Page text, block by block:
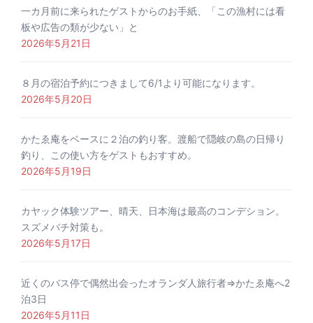
一カ月前に来られたゲストからのお手紙、「この漁村には看
板や広告の類が少ない」と
2026年5月21日
８月の宿泊予約につきまして6/1より可能になります。
2026年5月20日
かたゑ庵をベースに２泊の釣り客。渡船で隠岐の島の日帰り
釣り、この使い方をゲストもおすすめ。
2026年5月19日
カヤック体験ツアー、晴天、日本海は最高のコンデション。
スズメバチ対策も。
2026年5月17日
近くのバス停で偶然出会ったオランダ人旅行者⇒かたゑ庵へ2
泊3日
2026年5月11日